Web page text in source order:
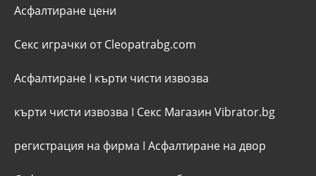
Асфалтиране цени
Секс играчки от Cleopatrabg.com
Асфалтиране I кърти чисти извозва
кърти чисти извозва I Секс Магазин Vibrator.bg
регистрация на фирма I Асфалтиране на двор